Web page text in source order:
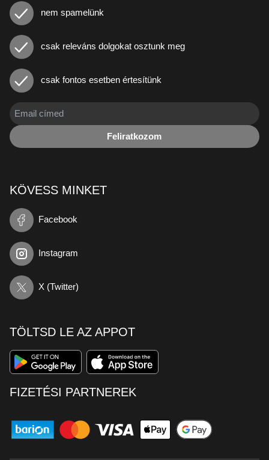
nem spamelünk
csak releváns dolgokat osztunk meg
csak fontos esetben értesítünk
Feliratkozom
KÖVESS MINKET
Facebook
Instagram
X (Twitter)
TÖLTSD LE AZ APPOT
FIZETÉSI PARTNEREK